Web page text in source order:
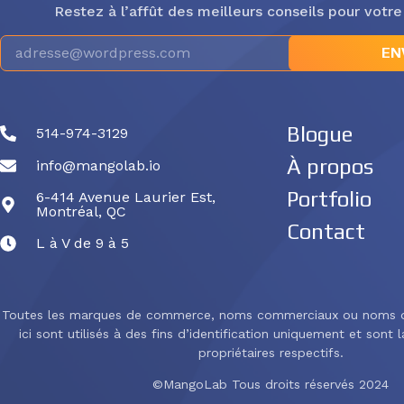
Restez à l’affût des meilleurs conseils pour
514-974-3129
info@mangolab.io
6-414 Avenue Laurier Est,
Montréal, QC
L à V de 9 à 5
Blogue
À propos
Portfolio
Contact
Toutes les marques de commerce, noms commerciaux ou noms
ici sont utilisés à des fins d’identification uniquement et sont
propriétaires respectifs.
©MangoLab Tous droits réservés 2024